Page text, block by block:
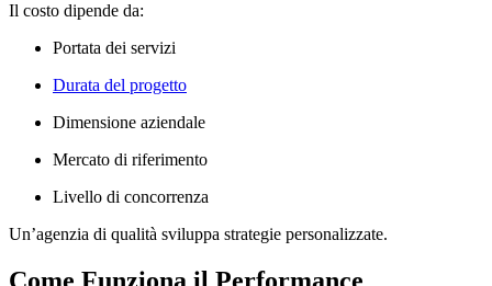
Il costo dipende da:
Portata dei servizi
Durata del progetto
Dimensione aziendale
Mercato di riferimento
Livello di concorrenza
Un’agenzia di qualità sviluppa strategie personalizzate.